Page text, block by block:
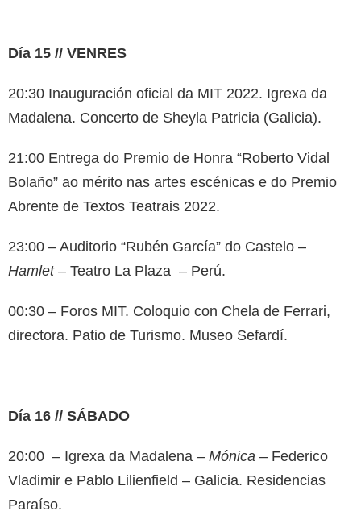
Día 15 // VENRES
20:30 Inauguración oficial da MIT 2022. Igrexa da
Madalena. Concerto de Sheyla Patricia (Galicia).
21:00 Entrega do Premio de Honra “Roberto Vidal
Bolaño” ao mérito nas artes escénicas e do Premio
Abrente de Textos Teatrais 2022.
23:00 – Auditorio “Rubén García” do Castelo –
Hamlet– Teatro La Plaza – Perú.
00:30 – Foros MIT. Coloquio con Chela de Ferrari,
directora. Patio de Turismo. Museo Sefardí.
Día 16 // SÁBADO
20:00 – Igrexa da Madalena – Mónica – Federico
Vladimir e Pablo Lilienfield – Galicia. Residencias
Paraíso.